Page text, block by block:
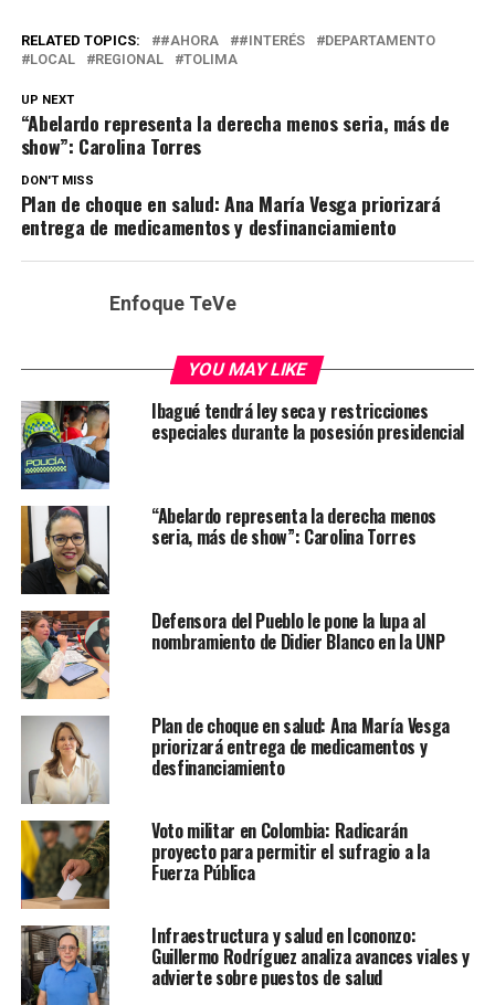
RELATED TOPICS: #AHORA #INTERÉS
DEPARTAMENTO
LOCAL
REGIONAL TOLIMA
UP NEXT
“Abelardo representa la derecha menos seria, más de
show”: Carolina Torres
DON'T MISS
Plan de choque en salud: Ana María Vesga priorizará
entrega de medicamentos y desfinanciamiento
Enfoque TeVe
YOU MAY LIKE
Ibagué tendrá ley seca y restricciones
especiales durante la posesión presidencial
“Abelardo representa la derecha menos
seria, más de show”: Carolina Torres
Defensora del Pueblo le pone la lupa al
nombramiento de Didier Blanco en la UNP
Plan de choque en salud: Ana María Vesga
priorizará entrega de medicamentos y
desfinanciamiento
Voto militar en Colombia: Radicarán
proyecto para permitir el sufragio a la
Fuerza Pública
Infraestructura y salud en Icononzo:
Guillermo Rodríguez analiza avances viales y
advierte sobre puestos de salud